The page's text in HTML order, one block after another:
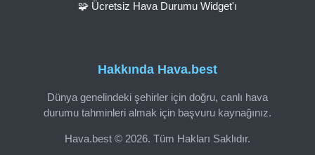
Hakkında Hava.best
Dünya genelindeki şehirler için doğru, canlı hava
durumu tahminleri almak için başvuru kaynağınız.
Hava.best © 2026. Tüm Hakları Saklıdır.
🧩 Ücretsiz Hava Durumu Widget'ı